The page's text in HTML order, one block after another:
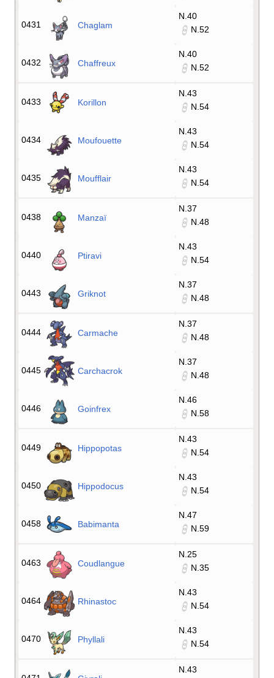
0431 Chaglam
N.40
N.52
0432 Chaffreux
N.40
N.52
0433 Korillon
N.43
N.54
0434 Moufouette
N.43
N.54
0435 Moufflair
N.43
N.54
0438 Manzaï
N.37
N.48
0440 Ptiravi
N.43
N.54
0443 Griknot
N.37
N.48
0444 Carmache
N.37
N.48
0445 Carchacrok
N.37
N.48
0446 Goinfrex
N.46
N.58
0449 Hippopotas
N.43
N.54
0450 Hippodocus
N.43
N.54
0458 Babimanta
N.47
N.59
0463 Coudlangue
N.25
N.35
0464 Rhinastoc
N.43
N.54
0470 Phyllali
N.43
N.54
N.43